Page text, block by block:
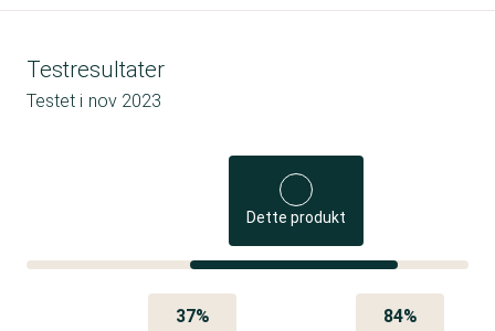
Testresultater
Testet i nov 2023
Dette produkt
37% 84%